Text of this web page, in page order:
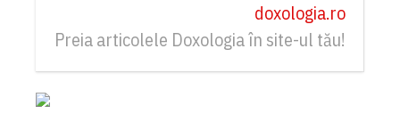
doxologia.ro
Preia articolele Doxologia în site-ul tău!